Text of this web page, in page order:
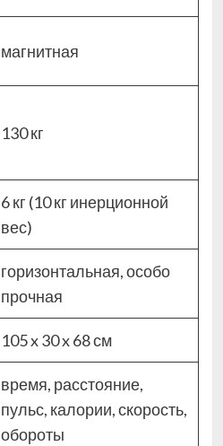
магнитная
130 кг
6 кг (10 кг инерционной
вес)
горизонтальная, особо
прочная
105 x 30 x 68 см
время, расстояние,
пульс, калории, скорость,
обороты